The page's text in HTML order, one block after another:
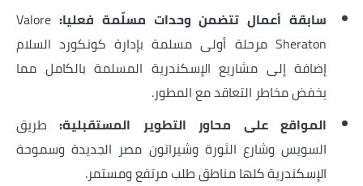
سابقة أعمال تتضمن وحدات مسلّمة فعليا: Valore
Sheraton مرحلة أولى مسلمة بإدارة كونكورد السلام
إضافة إلى مشاريع الإسكندرية المسلمة بالكامل مما
يخفض مخاطر التعاقد مع المطور.
المواقع على محاور التطوير المستقبلية: طريق
السويس وشارع الثورة وشيراتون مصر الجديدة وسموحة
الإسكندرية كلها مناطق طلب مرتفع ومستمر.